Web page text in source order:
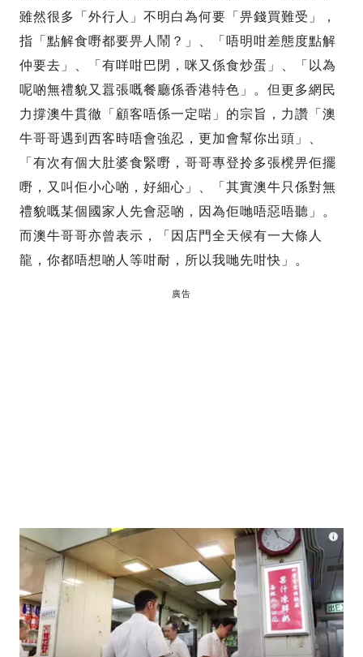
雖然很多「外行人」不明白為何要「畀錢買難受」，
指「點解食嘢都要畀人鬧？」、「唔明咁差態度點解
仲要去」、「有咩咁巴閉，咪又係食炒蛋」、「以為
呢啲無禮貌又囂張嘅餐廳係香港特色」。但更多網民
力撐澳牛貫徹「顧客唔係一定啱」的宗旨，力讚「澳
牛哥哥遇到西客時唔會強忍，更加會幫你出頭」、
「有次有個大肚婆食緊嘢，哥哥專登拎多張櫈畀佢擺
嘢，又叫佢小心啲，好細心」、「其實澳牛只係對無
禮貌嘅某個國家人先會惡啲，因為佢哋唔惡唔聽」。
而澳牛哥哥亦曾表示，「因店門全天候有一大條人
龍，你都唔想啲人等咁耐，所以我哋先咁快」。
廣告